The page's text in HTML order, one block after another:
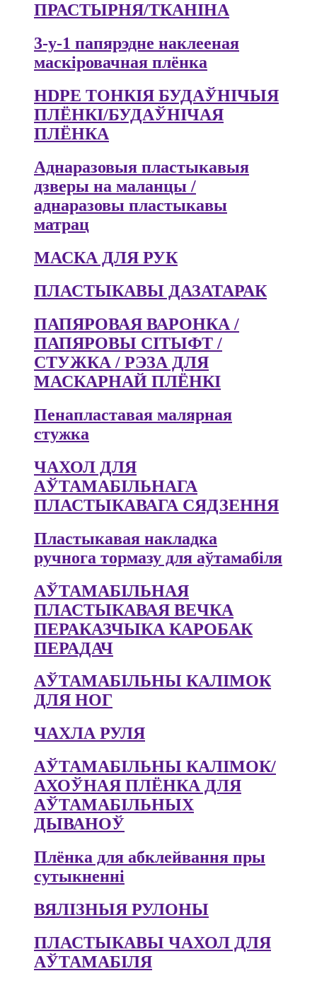
ПРАСТЫРНЯ/ТКАНІНА
3-у-1 папярэдне наклееная
маскіровачная плёнка
HDPE ТОНКІЯ БУДАЎНІЧЫЯ
ПЛЁНКІ/БУДАЎНІЧАЯ
ПЛЁНКА
Аднаразовыя пластыкавыя
дзверы на маланцы /
аднаразовы пластыкавы
матрац
МАСКА ДЛЯ РУК
ПЛАСТЫКАВЫ ДАЗАТАРАК
ПАПЯРОВАЯ ВАРОНКА /
ПАПЯРОВЫ СІТЫФТ /
СТУЖКА / РЭЗА ДЛЯ
МАСКАРНАЙ ПЛЁНКІ
Пенапластавая малярная
стужка
ЧАХОЛ ДЛЯ
АЎТАМАБІЛЬНАГА
ПЛАСТЫКАВАГА СЯДЗЕННЯ
Пластыкавая накладка
ручнога тормазу для аўтамабіля
АЎТАМАБІЛЬНАЯ
ПЛАСТЫКАВАЯ ВЕЧКА
ПЕРАКАЗЧЫКА КАРОБАК
ПЕРАДАЧ
АЎТАМАБІЛЬНЫ КАЛІМОК
ДЛЯ НОГ
ЧАХЛА РУЛЯ
АЎТАМАБІЛЬНЫ КАЛІМОК/
АХОЎНАЯ ПЛЁНКА ДЛЯ
АЎТАМАБІЛЬНЫХ
ДЫВАНОЎ
Плёнка для абклейвання пры
сутыкненні
ВЯЛІЗНЫЯ РУЛОНЫ
ПЛАСТЫКАВЫ ЧАХОЛ ДЛЯ
АЎТАМАБІЛЯ